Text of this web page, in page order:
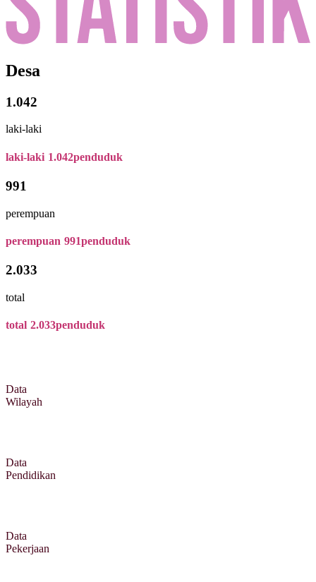
Desa
1.042
laki-laki
laki-laki 1.042penduduk
991
perempuan
perempuan 991penduduk
2.033
total
total 2.033penduduk
Data
Wilayah
Data
Pendidikan
Data
Pekerjaan